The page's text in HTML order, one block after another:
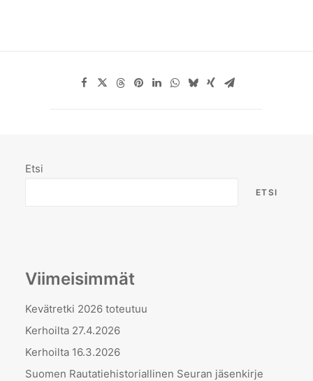
Etsi
ETSI
Viimeisimmät
Kevätretki 2026 toteutuu
Kerhoilta 27.4.2026
Kerhoilta 16.3.2026
Suomen Rautatiehistoriallinen Seuran jäsenkirje